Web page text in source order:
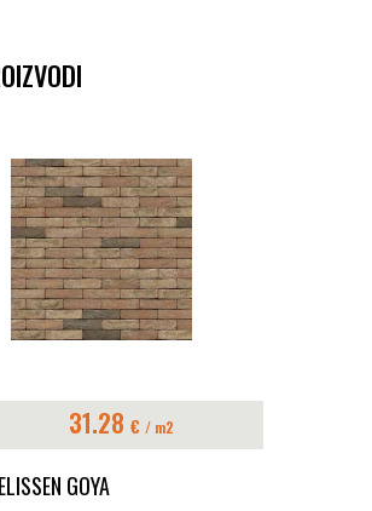
31.28 € / m2
GOYA